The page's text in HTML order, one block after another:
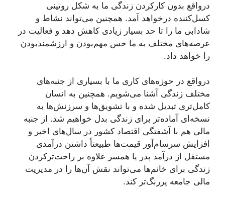
درواقع بدون کارکردن زندگی ما به شکل روتینی
کسل‌کننده درخواهد آمد. همچنین می‌تواند نشاط و
شادابی ما را تا حد بسیار زیادی کاهش دهد و فعالیت در
عرصه‌های مختلف به ما حس مهم‌بودن و ارزشمندبودن
را خواهد داد.
درواقع در حوزه‌های کاری ما با بسیاری از جنبه‌های
مختلف زندگی آشنا می‌شویم. همچنین به انسان
کامل‌تری تبدیل شده و با تشویق‌ها و سرزنش‌ها به
نسخه‌ای آماده‌تر برای زندگی بدل خواهیم شد. از جنبه
مالی هم با آشفتگی اقتصاد کشور در سال‌های اخیر و
افزایش سرسام‌آور قیمت‌ها طبیعتاً داشتن درآمدی
مستقل از درآمد پدر یا همسر علاوه ‌بر راحت‌ترکردن
زندگی برای خانم‌ها می‌تواند نقش آن‌ها را در مدیریت
مالی جامعه پررنگ‌تر کند.